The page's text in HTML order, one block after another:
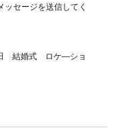
ッセージを送信してく
　結婚式　ロケ―ショ